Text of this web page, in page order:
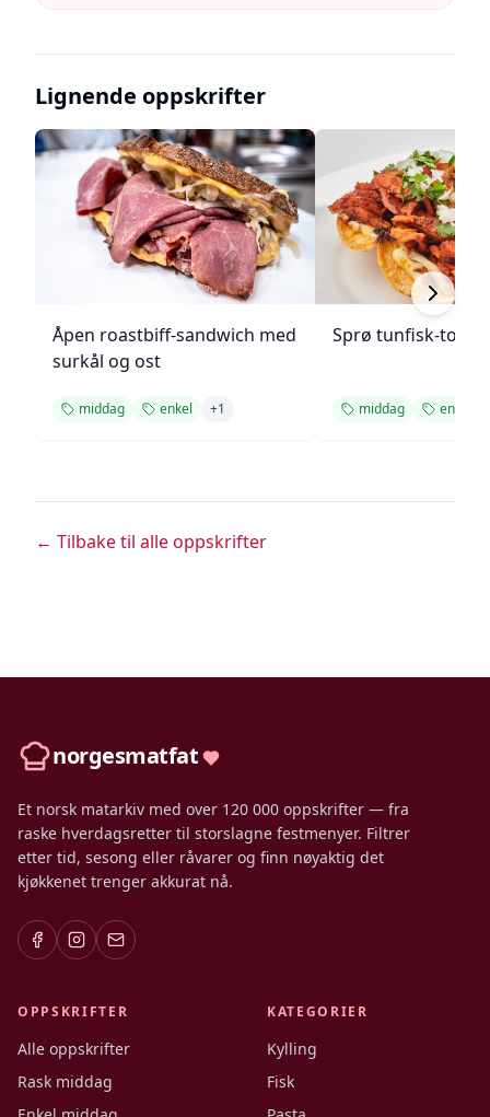
Lignende oppskrifter
Åpen roastbiff-sandwich med
surkål og ost
middag enkel +1
Sprø tunfisk-
middag enkel
← Tilbake til alle oppskrifter
norgesmatfat
Et norsk matarkiv med over 120 000 oppskrifter — fra
raske hverdagsretter til storslagne festmenyer. Filtrer
etter tid, sesong eller råvarer og finn nøyaktig det
kjøkkenet trenger akkurat nå.
OPPSKRIFTER
Alle oppskrifter
Rask middag
KATEGORIER
Kylling
Fisk